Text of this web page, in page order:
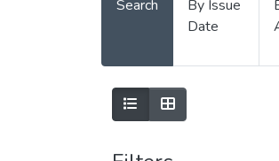
Search
By Issue
Date